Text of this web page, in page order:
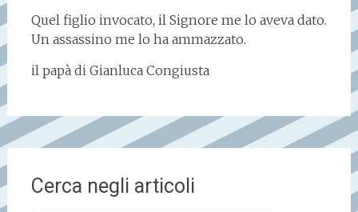
Quel figlio invocato, il Signore me lo aveva dato.
Un assassino me lo ha ammazzato.
il papà di Gianluca Congiusta
Cerca negli articoli